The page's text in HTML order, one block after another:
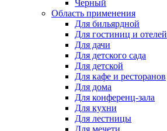
Черный
Область применения
Для бильярдной
Для гостиниц и отелей
Для дачи
Для детского сада
Для детской
Для кафе и ресторанов
Для дома
Для конференц-зала
Для кухни
Для лестницы
Для мечети